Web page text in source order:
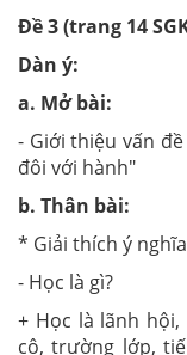
Đề 3 (trang 14
Dàn ý:
a. Mở bài:
- Giới thiệu vấn
đôi với hành"
b. Thân bài:
* Giải thích ý
- Học là gì?
+ Học là lãnh
cô, trường lớp,